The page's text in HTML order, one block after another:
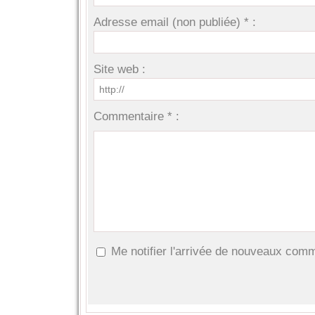
Adresse email (non publiée) * :
Site web :
Commentaire * :
Me notifier l'arrivée de nouveaux